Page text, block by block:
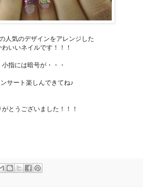
人気のデザインをアレンジした
わいいネイルです！！！
小指には暗号が・・・
サート楽しんできてね♪
がとうございました！！！